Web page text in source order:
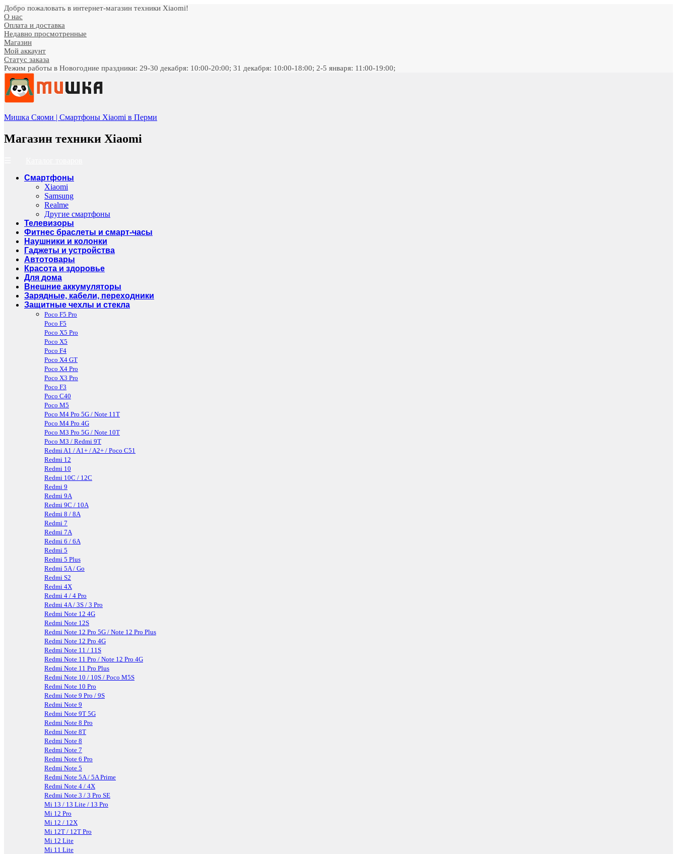
Добро пожаловать в интернет-магазин техники Xiaomi!
О нас
Оплата и доставка
Недавно просмотренные
Магазин
Мой аккаунт
Статус заказа
Режим работы в Новогодние праздники: 29-30 декабря: 10:00-20:00; 31 декабря: 10:00-18:00; 2-5 января: 11:00-19:00;
Мишка Сяоми | Смартфоны Xiaomi в Перми
Магазин техники Xiaomi
Смартфоны
Xiaomi
Samsung
Realme
Другие смартфоны
Телевизоры
Фитнес браслеты и смарт-часы
Наушники и колонки
Гаджеты и устройства
Автотовары
Красота и здоровье
Для дома
Внешние аккумуляторы
Зарядные, кабели, переходники
Защитные чехлы и стекла
Poco F5 Pro
Poco F5
Poco X5 Pro
Poco X5
Poco F4
Poco X4 GT
Poco X4 Pro
Poco X3 Pro
Poco F3
Poco C40
Poco M5
Poco M4 Pro 5G / Note 11T
Poco M4 Pro 4G
Poco M3 Pro 5G / Note 10T
Poco M3 / Redmi 9T
Redmi A1 / A1+ / A2+ / Poco C51
Redmi 12
Redmi 10
Redmi 10C / 12C
Redmi 9
Redmi 9A
Redmi 9C / 10A
Redmi 8 / 8A
Redmi 7
Redmi 7A
Redmi 6 / 6A
Redmi 5
Redmi 5 Plus
Redmi 5A / Go
Redmi S2
Redmi 4X
Redmi 4 / 4 Pro
Redmi 4A / 3S / 3 Pro
Redmi Note 12 4G
Redmi Note 12S
Redmi Note 12 Pro 5G / Note 12 Pro Plus
Redmi Note 12 Pro 4G
Redmi Note 11 / 11S
Redmi Note 11 Pro / Note 12 Pro 4G
Redmi Note 11 Pro Plus
Redmi Note 10 / 10S / Poco M5S
Redmi Note 10 Pro
Redmi Note 9 Pro / 9S
Redmi Note 9
Redmi Note 9T 5G
Redmi Note 8 Pro
Redmi Note 8T
Redmi Note 8
Redmi Note 7
Redmi Note 6 Pro
Redmi Note 5
Redmi Note 5A / 5A Prime
Redmi Note 4 / 4X
Redmi Note 3 / 3 Pro SE
Mi 13 / 13 Lite / 13 Pro
Mi 12 Pro
Mi 12 / 12X
Mi 12T / 12T Pro
Mi 12 Lite
Mi 11 Lite